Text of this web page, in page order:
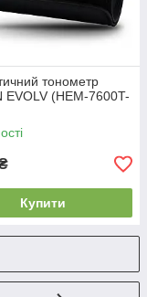
тонометр
EVOLV (HEM-7600T-
Купити